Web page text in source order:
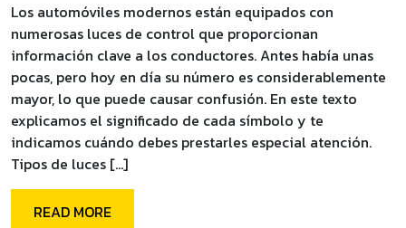
Los automóviles modernos están equipados con
numerosas luces de control que proporcionan
información clave a los conductores. Antes había unas
pocas, pero hoy en día su número es considerablemente
mayor, lo que puede causar confusión. En este texto
explicamos el significado de cada símbolo y te
indicamos cuándo debes prestarles especial atención.
Tipos de luces […]
READ MORE